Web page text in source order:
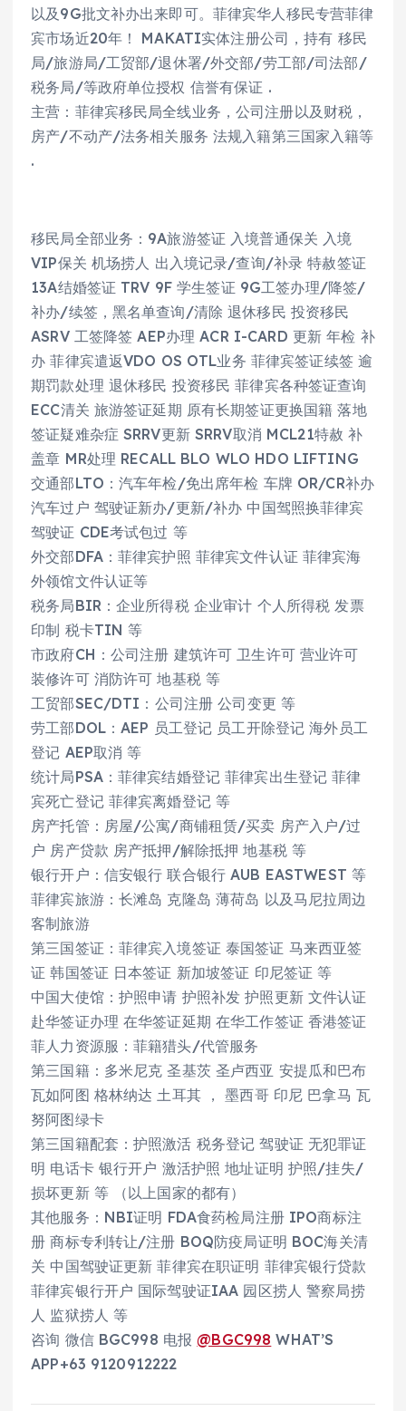
以及9G批文补办出来即可。菲律宾华人移民专营菲律
宾市场近20年！ MAKATI实体注册公司，持有 移民
局/旅游局/工贸部/退休署/外交部/劳工部/司法部/
税务局/等政府单位授权 信誉有保证 .
主营：菲律宾移民局全线业务，公司注册以及财税，
房产/不动产/法务相关服务 法规入籍第三国家入籍等
.
移民局全部业务：9A旅游签证 入境普通保关 入境
VIP保关 机场捞人 出入境记录/查询/补录 特赦签证
13A结婚签证 TRV 9F 学生签证 9G工签办理/降签/
补办/续签，黑名单查询/清除 退休移民 投资移民
ASRV 工签降签 AEP办理 ACR I-CARD 更新 年检 补
办 菲律宾遣返VDO OS OTL业务 菲律宾签证续签 逾
期罚款处理 退休移民 投资移民 菲律宾各种签证查询
ECC清关 旅游签证延期 原有长期签证更换国籍 落地
签证疑难杂症 SRRV更新 SRRV取消 MCL21特赦 补
盖章 MR处理 RECALL BLO WLO HDO LIFTING
交通部LTO：汽车年检/免出席年检 车牌 OR/CR补办
汽车过户 驾驶证新办/更新/补办 中国驾照换菲律宾
驾驶证 CDE考试包过 等
外交部DFA：菲律宾护照 菲律宾文件认证 菲律宾海
外领馆文件认证等
税务局BIR：企业所得税 企业审计 个人所得税 发票
印制 税卡TIN 等
市政府CH：公司注册 建筑许可 卫生许可 营业许可
装修许可 消防许可 地基税 等
工贸部SEC/DTI：公司注册 公司变更 等
劳工部DOL：AEP 员工登记 员工开除登记 海外员工
登记 AEP取消 等
统计局PSA：菲律宾结婚登记 菲律宾出生登记 菲律
宾死亡登记 菲律宾离婚登记 等
房产托管：房屋/公寓/商铺租赁/买卖 房产入户/过
户 房产贷款 房产抵押/解除抵押 地基税 等
银行开户：信安银行 联合银行 AUB EASTWEST 等
菲律宾旅游：长滩岛 克隆岛 薄荷岛 以及马尼拉周边
客制旅游
第三国签证：菲律宾入境签证 泰国签证 马来西亚签
证 韩国签证 日本签证 新加坡签证 印尼签证 等
中国大使馆：护照申请 护照补发 护照更新 文件认证
赴华签证办理 在华签证延期 在华工作签证 香港签证
菲人力资源服：菲籍猎头/代管服务
第三国籍：多米尼克 圣基茨 圣卢西亚 安提瓜和巴布
瓦如阿图 格林纳达 土耳其 ， 墨西哥 印尼 巴拿马 瓦
努阿图绿卡
第三国籍配套：护照激活 税务登记 驾驶证 无犯罪证
明 电话卡 银行开户 激活护照 地址证明 护照/挂失/
损坏更新 等 （以上国家的都有）
其他服务：NBI证明 FDA食药检局注册 IPO商标注
册 商标专利转让/注册 BOQ防疫局证明 BOC海关清
关 中国驾驶证更新 菲律宾在职证明 菲律宾银行贷款
菲律宾银行开户 国际驾驶证IAA 园区捞人 警察局捞
人 监狱捞人 等
咨询 微信 BGC998 电报@BGC998 WHAT’S
APP+63 9120912222